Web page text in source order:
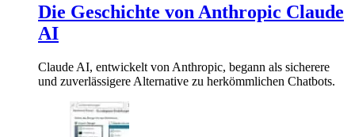
Die Geschichte von Anthropic Claude
AI
Claude AI, entwickelt von Anthropic, begann als sicherere
und zuverlässigere Alternative zu herkömmlichen Chatbots.